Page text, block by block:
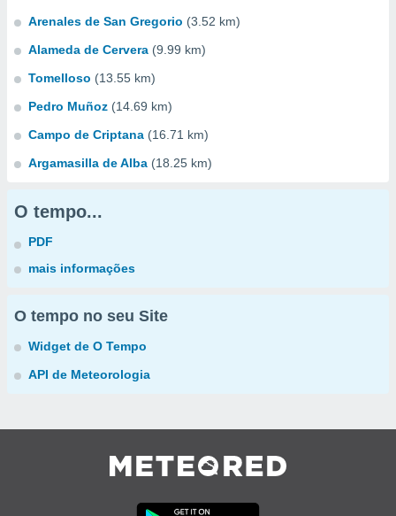
Arenales de San Gregorio (3.52 km)
Alameda de Cervera (9.99 km)
Tomelloso (13.55 km)
Pedro Muñoz (14.69 km)
Campo de Criptana (16.71 km)
Argamasilla de Alba (18.25 km)
O tempo...
PDF
mais informações
O tempo no seu Site
Widget de O Tempo
API de Meteorologia